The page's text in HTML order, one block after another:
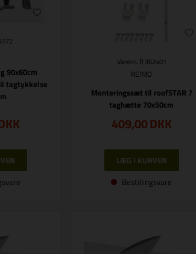
90x60cm
tagtykkelse
Varenr.: R 362401
REIMO
Monteringssæt til roofSTAR 7
taghætte 70x50cm
409,00DKK
Bestillingsvare